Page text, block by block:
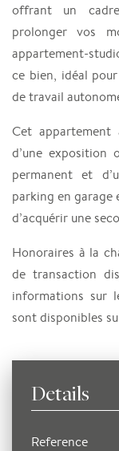
offrant un
prolonger vos
appartement-
ce bien, idéal
de travail
Cet
d’une exposition
permanent et
parking en garage
d’acquérir une
Honoraires à la
de transaction
informations sur
sont disponibles
Details
Reference